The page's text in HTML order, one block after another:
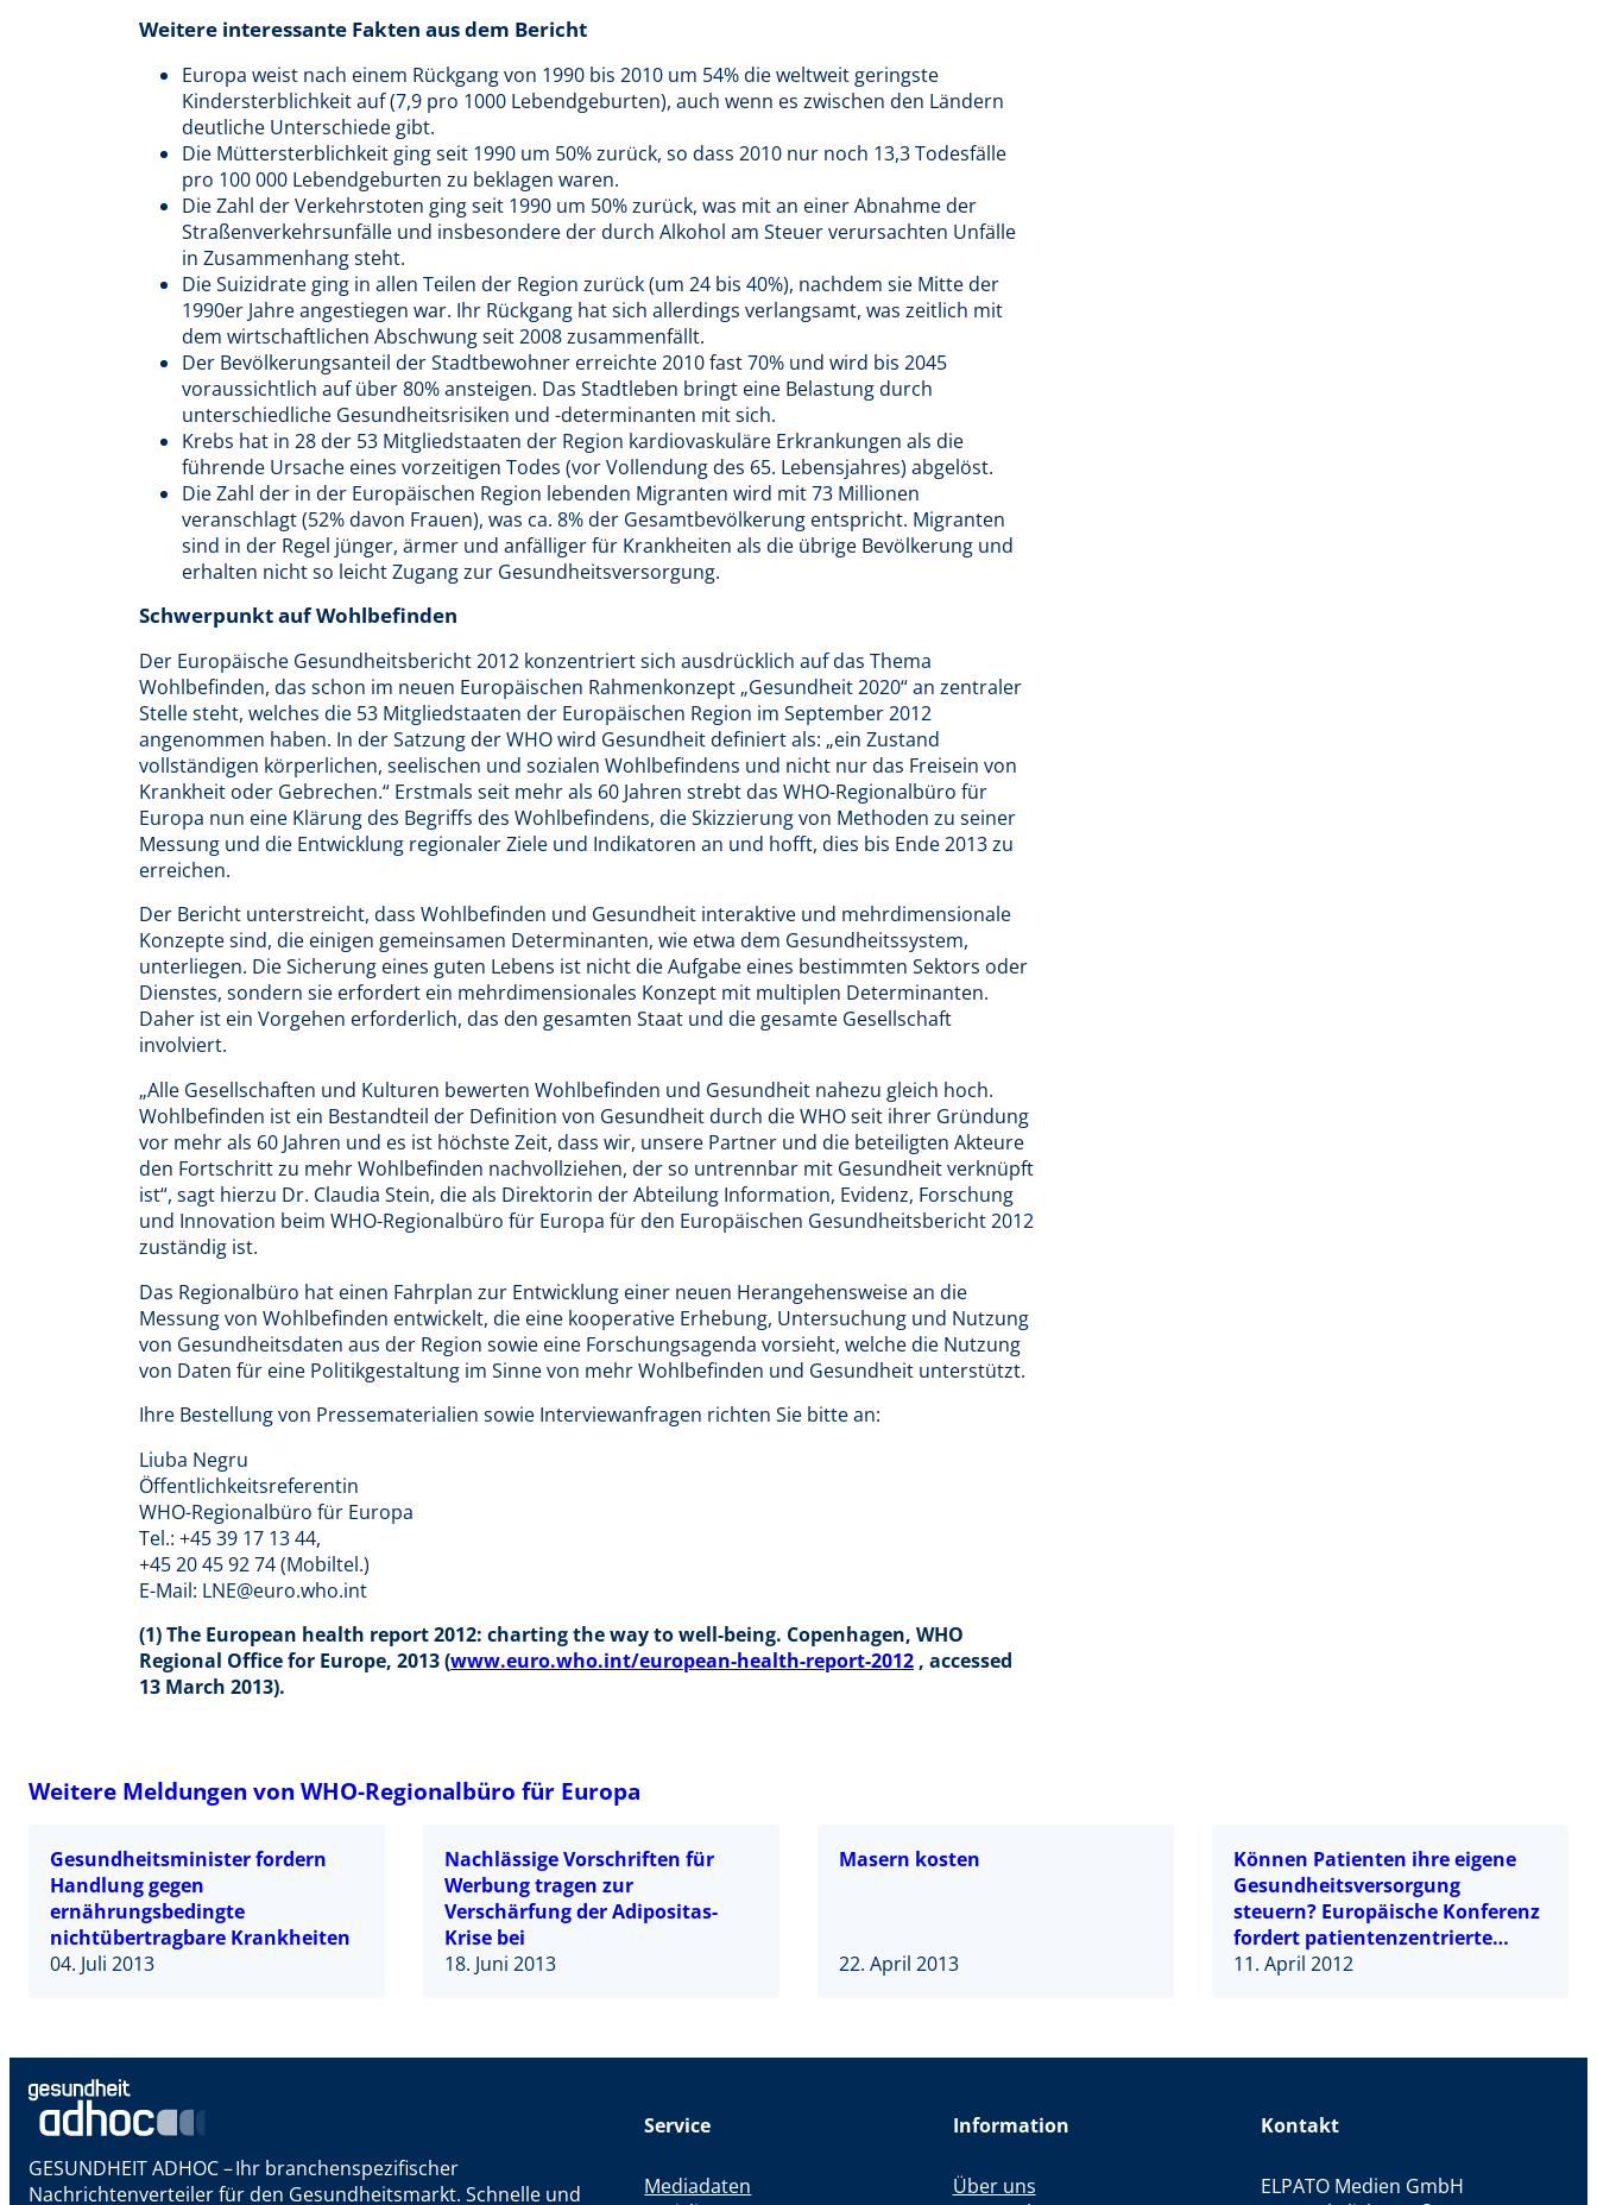
Weitere interessante Fakten aus dem Bericht
Europa weist nach einem Rückgang von 1990 bis 2010 um 54% die weltweit geringste
Kindersterblichkeit auf (7,9 pro 1000 Lebendgeburten), auch wenn es zwischen den Ländern
deutliche Unterschiede gibt.
Die Müttersterblichkeit ging seit 1990 um 50% zurück, so dass 2010 nur noch 13,3 Todesfälle
pro 100 000 Lebendgeburten zu beklagen waren.
Die Zahl der Verkehrstoten ging seit 1990 um 50% zurück, was mit an einer Abnahme der
Straßenverkehrsunfälle und insbesondere der durch Alkohol am Steuer verursachten Unfälle
in Zusammenhang steht.
Die Suizidrate ging in allen Teilen der Region zurück (um 24 bis 40%), nachdem sie Mitte der
1990er Jahre angestiegen war. Ihr Rückgang hat sich allerdings verlangsamt, was zeitlich mit
dem wirtschaftlichen Abschwung seit 2008 zusammenfällt.
Der Bevölkerungsanteil der Stadtbewohner erreichte 2010 fast 70% und wird bis 2045
voraussichtlich auf über 80% ansteigen. Das Stadtleben bringt eine Belastung durch
unterschiedliche Gesundheitsrisiken und -determinanten mit sich.
Krebs hat in 28 der 53 Mitgliedstaaten der Region kardiovaskuläre Erkrankungen als die
führende Ursache eines vorzeitigen Todes (vor Vollendung des 65. Lebensjahres) abgelöst.
Die Zahl der in der Europäischen Region lebenden Migranten wird mit 73 Millionen
veranschlagt (52% davon Frauen), was ca. 8% der Gesamtbevölkerung entspricht. Migranten
sind in der Regel jünger, ärmer und anfälliger für Krankheiten als die übrige Bevölkerung und
erhalten nicht so leicht Zugang zur Gesundheitsversorgung.
Schwerpunkt auf Wohlbefinden
Der Europäische Gesundheitsbericht 2012 konzentriert sich ausdrücklich auf das Thema
Wohlbefinden, das schon im neuen Europäischen Rahmenkonzept „Gesundheit 2020“ an zentraler
Stelle steht, welches die 53 Mitgliedstaaten der Europäischen Region im September 2012
angenommen haben. In der Satzung der WHO wird Gesundheit definiert als: „ein Zustand
vollständigen körperlichen, seelischen und sozialen Wohlbefindens und nicht nur das Freisein von
Krankheit oder Gebrechen.“ Erstmals seit mehr als 60 Jahren strebt das WHO-Regionalbüro für
Europa nun eine Klärung des Begriffs des Wohlbefindens, die Skizzierung von Methoden zu seiner
Messung und die Entwicklung regionaler Ziele und Indikatoren an und hofft, dies bis Ende 2013 zu
erreichen.
Der Bericht unterstreicht, dass Wohlbefinden und Gesundheit interaktive und mehrdimensionale
Konzepte sind, die einigen gemeinsamen Determinanten, wie etwa dem Gesundheitssystem,
unterliegen. Die Sicherung eines guten Lebens ist nicht die Aufgabe eines bestimmten Sektors oder
Dienstes, sondern sie erfordert ein mehrdimensionales Konzept mit multiplen Determinanten.
Daher ist ein Vorgehen erforderlich, das den gesamten Staat und die gesamte Gesellschaft
involviert.
„Alle Gesellschaften und Kulturen bewerten Wohlbefinden und Gesundheit nahezu gleich hoch.
Wohlbefinden ist ein Bestandteil der Definition von Gesundheit durch die WHO seit ihrer Gründung
vor mehr als 60 Jahren und es ist höchste Zeit, dass wir, unsere Partner und die beteiligten Akteure
den Fortschritt zu mehr Wohlbefinden nachvollziehen, der so untrennbar mit Gesundheit verknüpft
ist“, sagt hierzu Dr. Claudia Stein, die als Direktorin der Abteilung Information, Evidenz, Forschung
und Innovation beim WHO-Regionalbüro für Europa für den Europäischen Gesundheitsbericht 2012
zuständig ist.
Das Regionalbüro hat einen Fahrplan zur Entwicklung einer neuen Herangehensweise an die
Messung von Wohlbefinden entwickelt, die eine kooperative Erhebung, Untersuchung und Nutzung
von Gesundheitsdaten aus der Region sowie eine Forschungsagenda vorsieht, welche die Nutzung
von Daten für eine Politikgestaltung im Sinne von mehr Wohlbefinden und Gesundheit unterstützt.
Ihre Bestellung von Pressematerialien sowie Interviewanfragen richten Sie bitte an:
Liuba Negru
Öffentlichkeitsreferentin
WHO-Regionalbüro für Europa
Tel.: +45 39 17 13 44,
+45 20 45 92 74 (Mobiltel.)
E-Mail: LNE@euro.who.int
(1) The European health report 2012: charting the way to well-being. Copenhagen, WHO
Regional Office for Europe, 2013 (www.euro.who.int/european-health-report-2012, accessed
13 March 2013).
Weitere Meldungen von WHO-Regionalbüro für Europa
Gesundheitsminister fordern
Handlung gegen
ernährungsbedingte
nichtübertragbare Krankheiten
04. Juli 2013
Nachlässige Vorschriften für
Werbung tragen zur
Verschärfung der Adipositas-
Krise bei
18. Juni 2013
Masern kosten
22. April 2013
Können Patienten ihre eigene
Gesundheitsversorgung
steuern? Europäische Konferenz
fordert patientenzentrierte
Gesundheitssysteme
11. April 2012
GESUNDHEIT ADHOC – Ihr branchenspezifischer
Nachrichtenverteiler für den Gesundheitsmarkt. Schnelle und
Service
Mediadaten
Information
Über uns
Kontakt
ELPATO Medien GmbH